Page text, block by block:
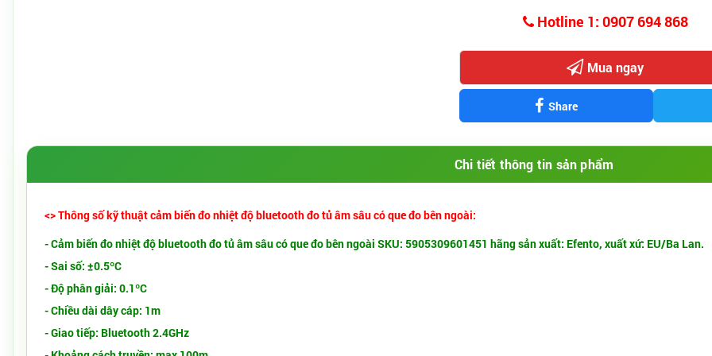
Hotline 1: 0907 694 868
Mua ngay
Share
Chi tiết thông tin sản phẩm
<> Thông số kỹ thuật cảm biến đo nhiệt độ bluetooth đo tủ âm sâu có que đo bên ngoài:
- Cảm biến đo nhiệt độ bluetooth đo tủ âm sâu có que đo bên ngoài SKU: 5905309601451 hãng sản xuất: Efento, xuất xứ: EU/Ba Lan.
- Sai số: ±0.5ºC
- Độ phân giải: 0.1ºC
- Chiều dài dây cáp: 1m
- Giao tiếp: Bluetooth 2.4GHz